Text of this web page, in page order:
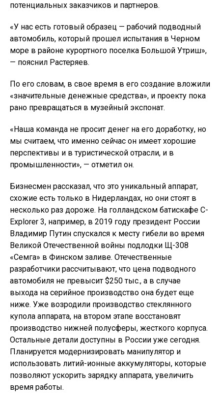
потенциальных заказчиков и партнеров.
«У нас есть готовый образец — рабочий подводный
автомобиль, который прошел испытания в Черном
море в районе курортного поселка Большой Утриш»,
— пояснил Растеряев.
По его словам, в свое время в его создание вложили
«значительные денежные средства», и проекту пока
рано превращаться в музейный экспонат.
«Наша команда не просит денег на его доработку, но
мы считаем, что именно сейчас он имеет хорошие
перспективы и в туристической отрасли, и в
промышленности», — отметил он.
Бизнесмен рассказал, что это уникальный аппарат,
схожие есть только в Нидерландах, но они стоят в
несколько раз дороже. На голландском батискафе C-
Explorer 3, например, в 2019 году президент России
Владимир Путин спускался к месту гибели во время
Великой Отечественной войны подлодки Щ-308
«Семга» в Финском заливе. Отечественные
разработчики рассчитывают, что цена подводного
автомобиля не превысит $250 тыс., а в случае
выхода на серийное производство она будет еще
ниже. Уже возродили производство стеклянного
купола аппарата, на втором этапе восстановят
производство нижней полусферы, жесткого корпуса.
Остальные детали доступны в России уже сегодня.
Планируется модернизировать манипулятор и
использовать литий-ионные аккумуляторы, которые
позволяют ускорить зарядку аппарата, увеличить
время работы.